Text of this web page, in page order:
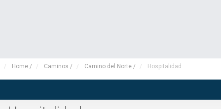
Home / Caminos / Camino del Norte / Hospitalidad